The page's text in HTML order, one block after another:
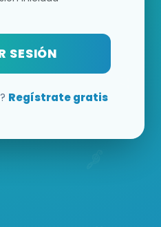
SESIÓN
Regístrate gratis